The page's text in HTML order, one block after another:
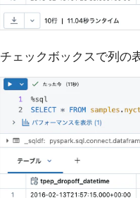
チェックボックスで列の